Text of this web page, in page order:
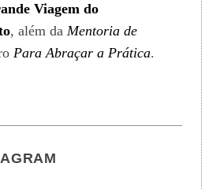
Viagem do
, além da Mentoria de
Para Abraçar a Prática.